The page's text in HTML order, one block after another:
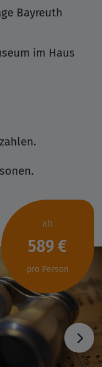
Bayreuth
im Haus
ab
589 €
pro Person